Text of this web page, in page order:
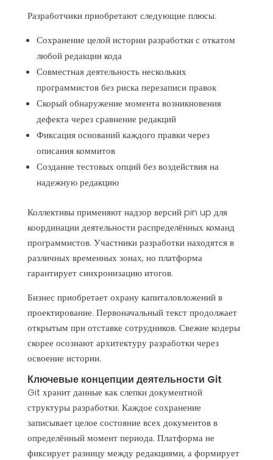
Разработчики приобретают следующие плюсы:
Сохранение целой истории разработки с откатом
любой редакции кода
Совместная деятельность нескольких
программистов без риска перезаписи правок
Скорый обнаружение момента возникновения
дефекта через сравнение редакций
Фиксация оснований каждого правки через
описания коммитов
Создание тестовых опций без воздействия на
надежную редакцию
Коллективы применяют надзор версий pin up для
координации деятельности распределённых команд
программистов. Участники разработки находятся в
различных временных зонах, но платформа
гарантирует синхронизацию итогов.
Бизнес приобретает охрану капиталовложений в
проектирование. Первоначальный текст продолжает
открытым при отставке сотрудников. Свежие кодеры
скорее осознают архитектуру разработки через
освоение истории.
Ключевые концепции деятельности Git
Git хранит данные как слепки документной
структуры разработки. Каждое сохранение
записывает целое состояние всех документов в
определённый момент периода. Платформа не
фиксирует разницу между редакциями, а формирует